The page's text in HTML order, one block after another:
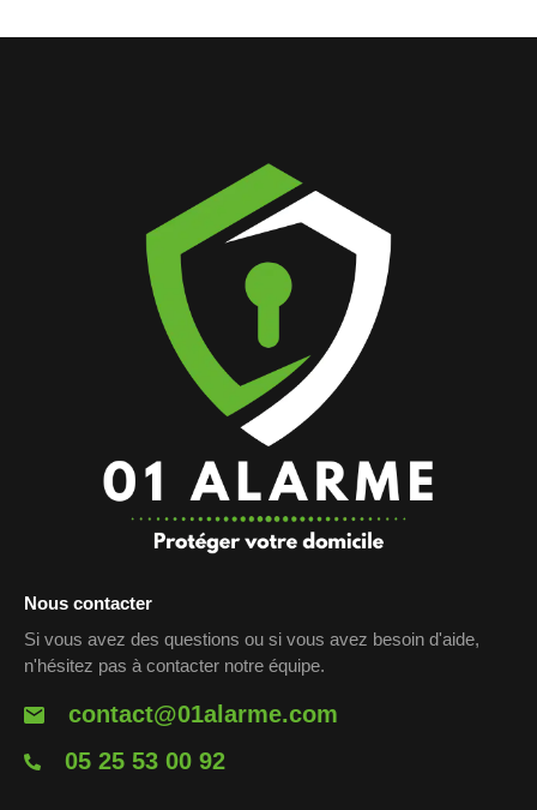
Nous contacter
Si vous avez des questions ou si vous avez besoin d'aide,
n'hésitez pas à contacter notre équipe.
contact@01alarme.com
05 25 53 00 92